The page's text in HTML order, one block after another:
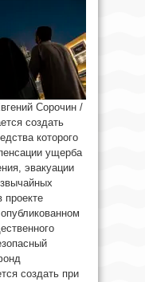
Сорочин /
создать
которого
ущерба
эвакуации
проекте
создать при